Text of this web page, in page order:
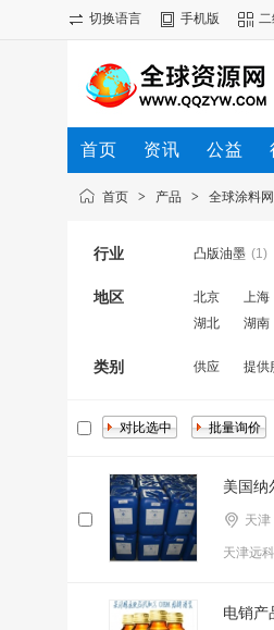
切换语言 手机版
首页 资讯 公益
首页 > 产品 > 全球涂料网
行业 凸版油墨 (1)
地区 北京 上海
湖北
湖南
类别 供应 提供
美国纳
天津
天津远
电销产